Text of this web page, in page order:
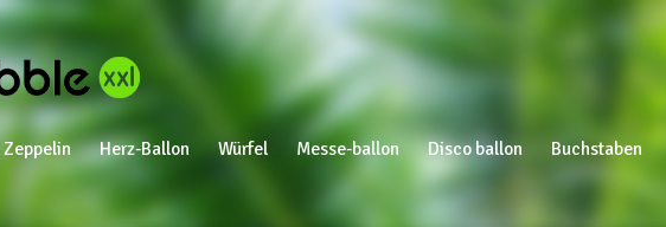
Zeppelin Herz-Ballon Würfel Messe-ballon Disco ballon Buchstaben